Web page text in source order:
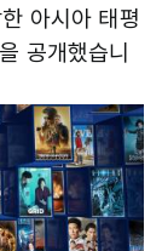
아시아 태평
공개했습니